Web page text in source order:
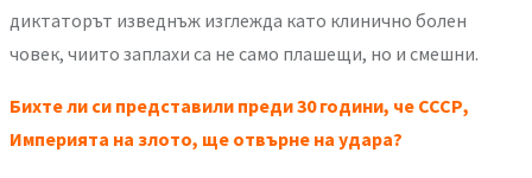
диктаторът изведнъж изглежда като клинично болен
човек, чиито заплахи са не само плашещи, но и смешни.
Бихте ли си представили преди 30 години, че СССР,
Империята на злото, ще отвърне на удара?